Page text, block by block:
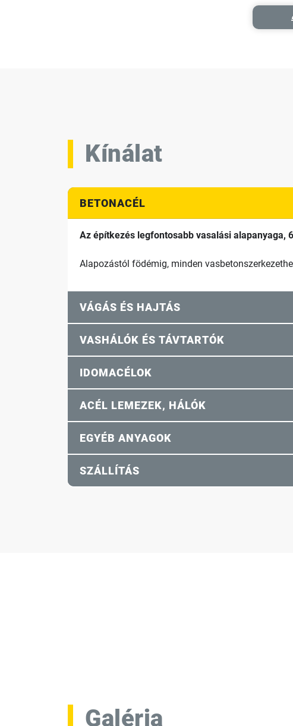
Kínálat
BETONACÉL
Az építkezés legfontosabb vasalási alapanyaga,
Alapozástól födémig, minden
VÁGÁS ÉS HAJTÁS
VASHÁLÓK ÉS TÁVTARTÓK
IDOMACÉLOK
ACÉL LEMEZEK, HÁLÓK
EGYÉB ANYAGOK
SZÁLLÍTÁS
Galéria